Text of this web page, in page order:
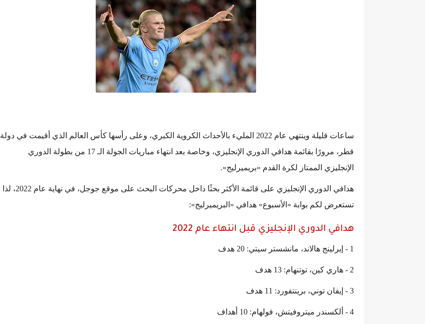
ساعات قليلة وينتهي عام 2022 المليء بالأحداث الكروية الكبري، وعلى رأسها كأس العالم الذي أقيمت في دولة
قطر، مرورًا بقائمة هدافي الدوري الإنجليزي، وخاصة بعد انتهاء مباريات الجولة الـ 17 من بطولة الدوري
الإنجليزي الممتاز لكرة القدم «بريميرليج».
هدافي الدوري الإنجليزي على قائمة الأكثر بحثًا داخل محركات البحث على موقع جوجل، في نهاية عام 2022، لذا
تستعرض لكم بوابة «الأسبوع» هدافي «البريميرليج»:
هدافي الدوري الإنجليزي قبل انتهاء عام 2022
1 - إيرلينج هالاند، مانشستر سيتي: 20 هدف
2 - هاري كين، توتنهام: 13 هدف
3 - إيفان توني، برينتفورد: 11 هدف
4 - ألكسندر ميتروفيتش، فولهام: 10 أهداف